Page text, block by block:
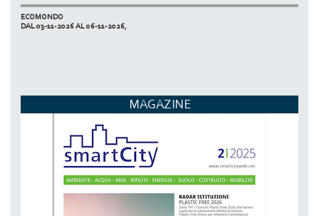
ECOMONDO
DAL 03-11-2026 AL 06-11-2026,
MAGAZINE